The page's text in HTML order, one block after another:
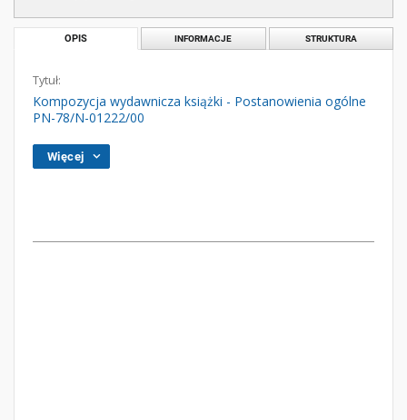
OPIS INFORMACJE STRUKTURA
Tytuł:
Kompozycja wydawnicza książki - Postanowienia ogólne
PN-78/N-01222/00
Więcej